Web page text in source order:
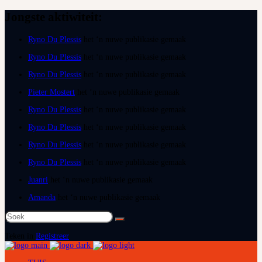
Ryno Du Plessis
Ryno Du Plessis
Ryno Du Plessis
Pieter Mostert
Ryno Du Plessis
Ryno Du Plessis
Ryno Du Plessis
Ryno Du Plessis
Juanri
Amanda
Soek
na:
Registreer